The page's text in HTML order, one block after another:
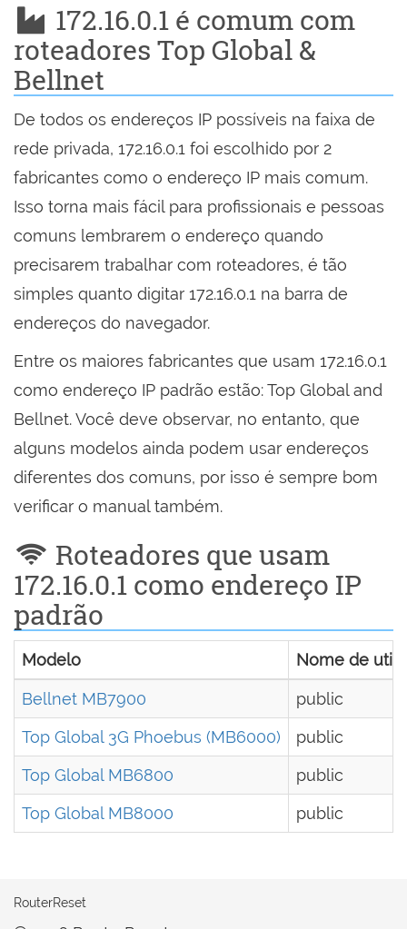
172.16.0.1 é comum com
roteadores Top Global &
Bellnet
De todos os endereços IP possíveis na faixa de
rede privada, 172.16.0.1 foi escolhido por 2
fabricantes como o endereço IP mais comum.
Isso torna mais fácil para profissionais e pessoas
comuns lembrarem o endereço quando
precisarem trabalhar com roteadores, é tão
simples quanto digitar 172.16.0.1 na barra de
endereços do navegador.
Entre os maiores fabricantes que usam 172.16.0.1
como endereço IP padrão estão: Top Global and
Bellnet. Você deve observar, no entanto, que
alguns modelos ainda podem usar endereços
diferentes dos comuns, por isso é sempre bom
verificar o manual também.
Roteadores que usam
172.16.0.1 como endereço IP
padrão
Modelo Nome de
Bellnet MB7900
public
Top Global 3G Phoebus (MB6000)
public
Top Global MB6800
public
Top Global MB8000
public
RouterReset